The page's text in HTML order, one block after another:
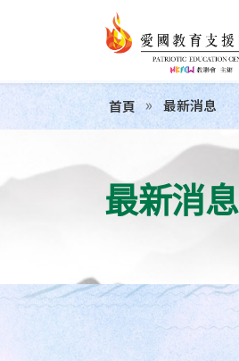
首頁 最新消息
最新消息